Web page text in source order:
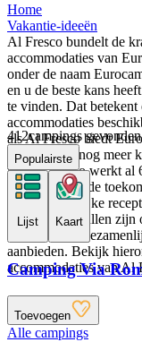
Home
Vakantie-ideeën
Al Fresco bundelt de
accommodaties van
onder de naam
en u de beste kans
te vinden. Dat betekent
accommodaties
als Al Fresco biedt
Europa, dus nog
van Al Fresco werkt al
Eurocamp. In de
een gezamenlijke
beschikbaar zullen
Al Fresco de
aanbieden. Bekijk
accommodaties van Al
412campings gevonden
Populairste
Lijst Kaart
Camping Via
Toevoegen
Alle campings